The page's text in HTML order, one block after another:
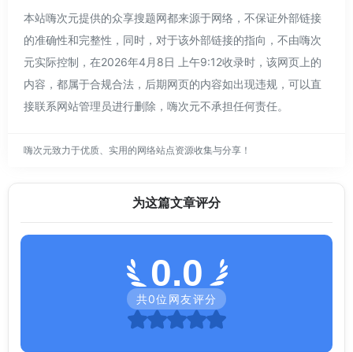
本站嗨次元提供的众享搜题网都来源于网络，不保证外部链接
的准确性和完整性，同时，对于该外部链接的指向，不由嗨次
元实际控制，在2026年4月8日 上午9:12收录时，该网页上的
内容，都属于合规合法，后期网页的内容如出现违规，可以直
接联系网站管理员进行删除，嗨次元不承担任何责任。
嗨次元致力于优质、实用的网络站点资源收集与分享！
为这篇文章评分
0.0
共0位网友评分